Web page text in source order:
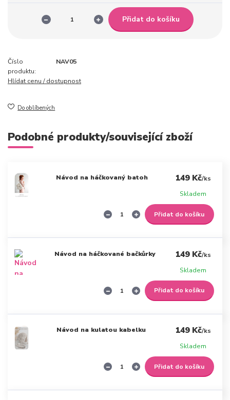
Přidat do košíku
Číslo
produktu:
NAV05
Hlídat cenu / dostupnost
Do oblíbených
Podobné produkty/související zboží
Návod na háčkovaný batoh 149 Kč/ks
Skladem
Přidat do košíku
Návod na háčkované bačkůrky 149 Kč/ks
Skladem
Přidat do košíku
Návod na kulatou kabelku 149 Kč/ks
Skladem
Přidat do košíku